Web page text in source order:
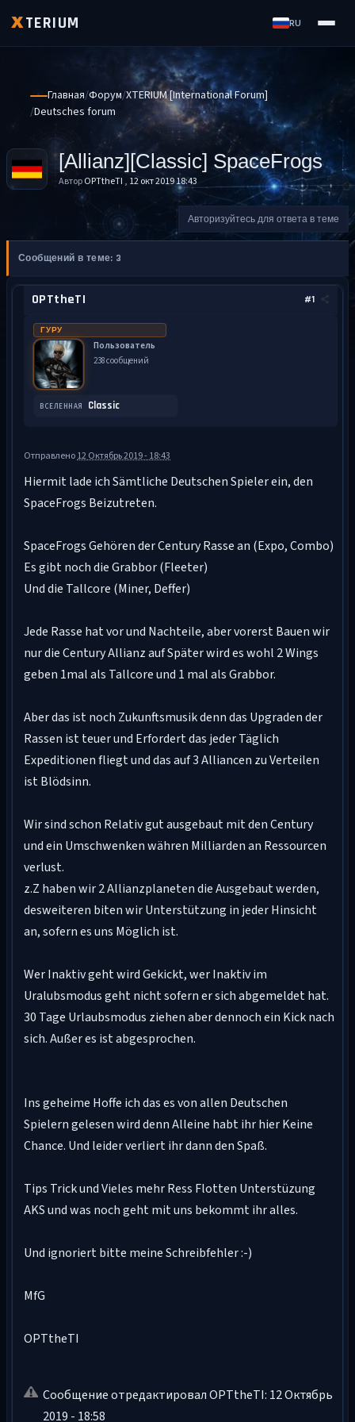
XTERIUM RU
Главная Форум XTERIUM [International Forum]
Deutsches forum
[Allianz][Classic] SpaceFrogs
АвторOPTtheTI , 12 окт 2019 18:43
Авторизуйтесь для ответа в теме
Сообщений в теме: 3
#1
OPTtheTI
ГУРУ
Пользователь
238 сообщений
ВСЕЛЕННАЯ Classic
Отправлено12 Октябрь 2019 - 18:43
Hiermit lade ich Sämtliche Deutschen Spieler ein, den
SpaceFrogs Beizutreten.
SpaceFrogs Gehören der Century Rasse an (Expo, Combo)
Es gibt noch die Grabbor (Fleeter)
Und die Tallcore (Miner, Deffer)
Jede Rasse hat vor und Nachteile, aber vorerst Bauen wir
nur die Century Allianz auf Später wird es wohl 2 Wings
geben 1mal als Tallcore und 1 mal als Grabbor.
Aber das ist noch Zukunftsmusik denn das Upgraden der
Rassen ist teuer und Erfordert das jeder Täglich
Expeditionen fliegt und das auf 3 Alliancen zu Verteilen
ist Blödsinn.
Wir sind schon Relativ gut ausgebaut mit den Century
und ein Umschwenken währen Milliarden an Ressourcen
verlust.
z.Z haben wir 2 Allianzplaneten die Ausgebaut werden,
desweiteren biten wir Unterstützung in jeder Hinsicht
an, sofern es uns Möglich ist.
Wer Inaktiv geht wird Gekickt, wer Inaktiv im
Uralubsmodus geht nicht sofern er sich abgemeldet hat.
30 Tage Urlaubsmodus ziehen aber dennoch ein Kick nach
sich. Außer es ist abgesprochen.
Ins geheime Hoffe ich das es von allen Deutschen
Spielern gelesen wird denn Alleine habt ihr hier Keine
Chance. Und leider verliert ihr dann den Spaß.
Tips Trick und Vieles mehr Ress Flotten Unterstüzung
AKS und was noch geht mit uns bekommt ihr alles.
Und ignoriert bitte meine Schreibfehler :-)
MfG
OPTtheTI
Сообщение отредактировал OPTtheTI: 12 Октябрь
2019 - 18:58